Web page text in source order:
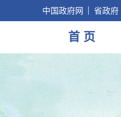
中国政府网 省政府
首 页